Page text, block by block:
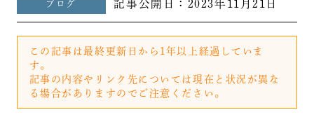
ブログ 記事公開日： 2023年11月21日
この記事は最終更新日から1年以上経過していま
す。
記事の内容やリンク先については現在と状況が異な
る場合がありますのでご注意ください。